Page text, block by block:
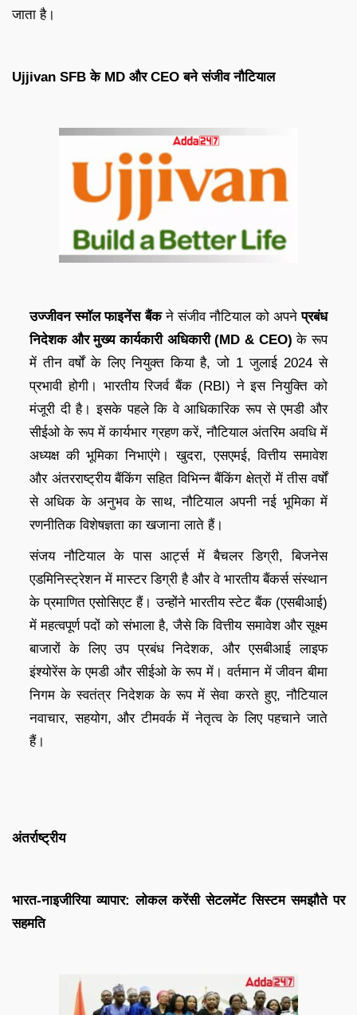
जाता है।
Ujjivan SFB के MD और CEO बने संजीव नौटियाल
उज्जीवन स्मॉल फाइनेंस बैंकने संजीव नौटियाल को अपनेप्रबंध
निदेशक और मुख्य कार्यकारी अधिकारी (MD & CEO) के रूप
में तीन वर्षों के लिए नियुक्त किया है, जो 1 जुलाई 2024 से
प्रभावी होगी। भारतीय रिजर्व बैंक (RBI) ने इस नियुक्ति को
मंजूरी दी है। इसके पहले कि वे आधिकारिक रूप से एमडी और
सीईओ के रूप में कार्यभार ग्रहण करें, नौटियाल अंतरिम अवधि में
अध्यक्ष की भूमिका निभाएंगे। खुदरा, एसएमई, वित्तीय समावेश
और अंतरराष्ट्रीय बैंकिंग सहित विभिन्न बैंकिंग क्षेत्रों में तीस वर्षों
से अधिक के अनुभव के साथ, नौटियाल अपनी नई भूमिका में
रणनीतिक विशेषज्ञता का खजाना लाते हैं।
संजय नौटियाल के पास आर्ट्स में बैचलर डिग्री, बिजनेस
एडमिनिस्ट्रेशन में मास्टर डिग्री है और वे भारतीय बैंकर्स संस्थान
के प्रमाणित एसोसिएट हैं। उन्होंने भारतीय स्टेट बैंक (एसबीआई)
में महत्वपूर्ण पदों को संभाला है, जैसे कि वित्तीय समावेश और सूक्ष्म
बाजारों के लिए उप प्रबंध निदेशक, और एसबीआई लाइफ
इंश्योरेंस के एमडी और सीईओ के रूप में। वर्तमान में जीवन बीमा
निगम के स्वतंत्र निदेशक के रूप में सेवा करते हुए, नौटियाल
नवाचार, सहयोग, और टीमवर्क में नेतृत्व के लिए पहचाने जाते
हैं।
अंतर्राष्ट्रीय
भारत-नाइजीरिया व्यापार: लोकल करेंसी सेटलमेंट सिस्टम समझौते पर
सहमति